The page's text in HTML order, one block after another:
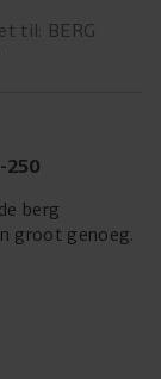
tung
privatperson
retur fragt,
en god
kommer til
men jeg
til: BERG
groot genoeg.